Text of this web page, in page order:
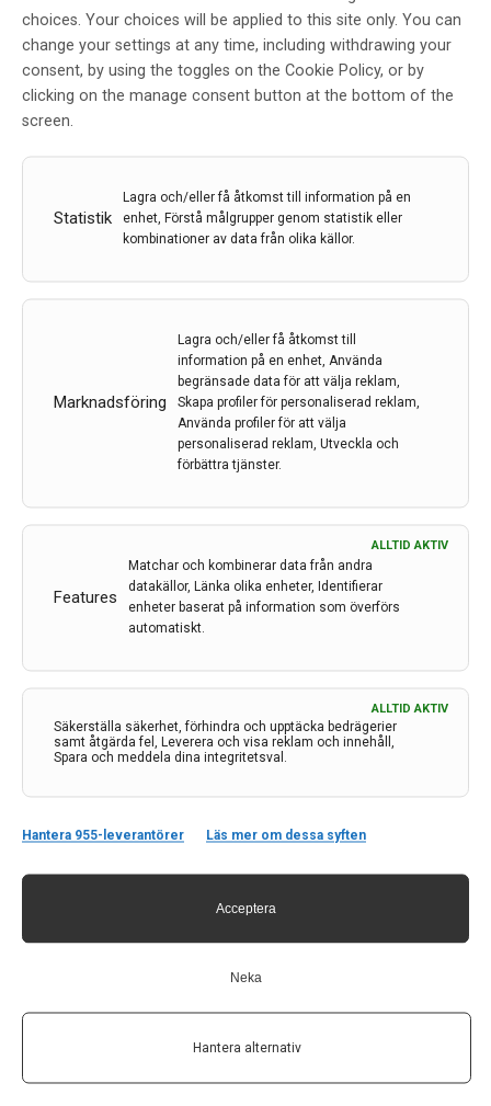
choices. Your choices will be applied to this site only. You can
change your settings at any time, including withdrawing your
consent, by using the toggles on the Cookie Policy, or by
clicking on the manage consent button at the bottom of the
screen.
Statistik
Lagra och/eller få åtkomst till information på en
enhet, Förstå målgrupper genom statistik eller
kombinationer av data från olika källor.
Marknadsföring
Lagra och/eller få åtkomst till
information på en enhet, Använda
begränsade data för att välja reklam,
Skapa profiler för personaliserad reklam,
Använda profiler för att välja
personaliserad reklam, Utveckla och
förbättra tjänster.
Features
ALLTID AKTIV
Matchar och kombinerar data från andra
datakällor, Länka olika enheter, Identifierar
enheter baserat på information som överförs
automatiskt.
Säkerställa säkerhet, förhindra och upptäcka bedrägerier
samt åtgärda fel, Leverera och visa reklam och innehåll,
Spara och meddela dina integritetsval.
ALLTID AKTIV
Hantera 955-leverantörer Läs mer om dessa syften
Acceptera
Neka
Hantera alternativ
Sedan MR-hybriden togs i drift på Akademiska
sjukhuset i november 2020 har 100 patienter opererats
i operationssalen med rörlig MR-kamera. Flera
specialiteter (neurokirurgi, öron-näs-halssjukdomar
precisionen vid…
Att diagnostisera epilepsi är resurskrävande och det
finns risk att sjukdomen förväxlas med andra tillstånd
med liknande symptom. Det gör det angeläget att hitta
forskargrupp…
13 mar 2023